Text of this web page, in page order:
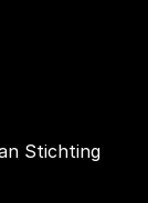
Stichting